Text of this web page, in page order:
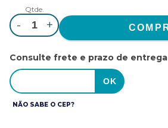
Qtde.
- +
Consulte frete e prazo de entrega
NÃO SABE O CEP?